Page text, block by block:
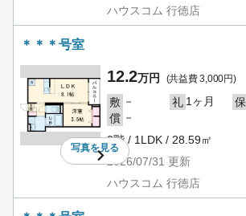
ハウスコム 行徳店
＊＊＊号室
写真を見る
12.2万円 (共益費 3,000円)
敷 － 礼 1ヶ月 保
償 －
2階 / 1LDK / 28.59㎡
2026/07/31 更新
ハウスコム 行徳店